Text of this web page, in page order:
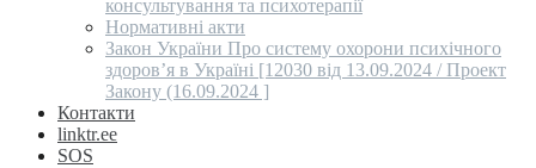
консультування та психотерапії
Нормативні акти
Закон України Про систему охорони психічного
здоров’я в Україні [12030 від 13.09.2024 / Проект
Закону (16.09.2024 ]
Контакти
linktr.ee
SOS